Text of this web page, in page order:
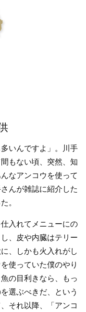
いんですよ」。川手
もない頃、突然、知
なアンコウを使って
んが雑誌に紹介した
。
入れてメニューにの
、皮や内臓はテリー
、しかも火入れがし
使っていた僕のやり
の目利きなら、もっ
選ぶべきだ、という
それ以降、「アンコ